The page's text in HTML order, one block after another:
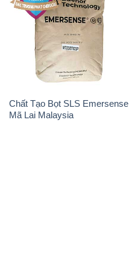
Chất Tạo Bọt SLS Emersense
Mã Lai Malaysia